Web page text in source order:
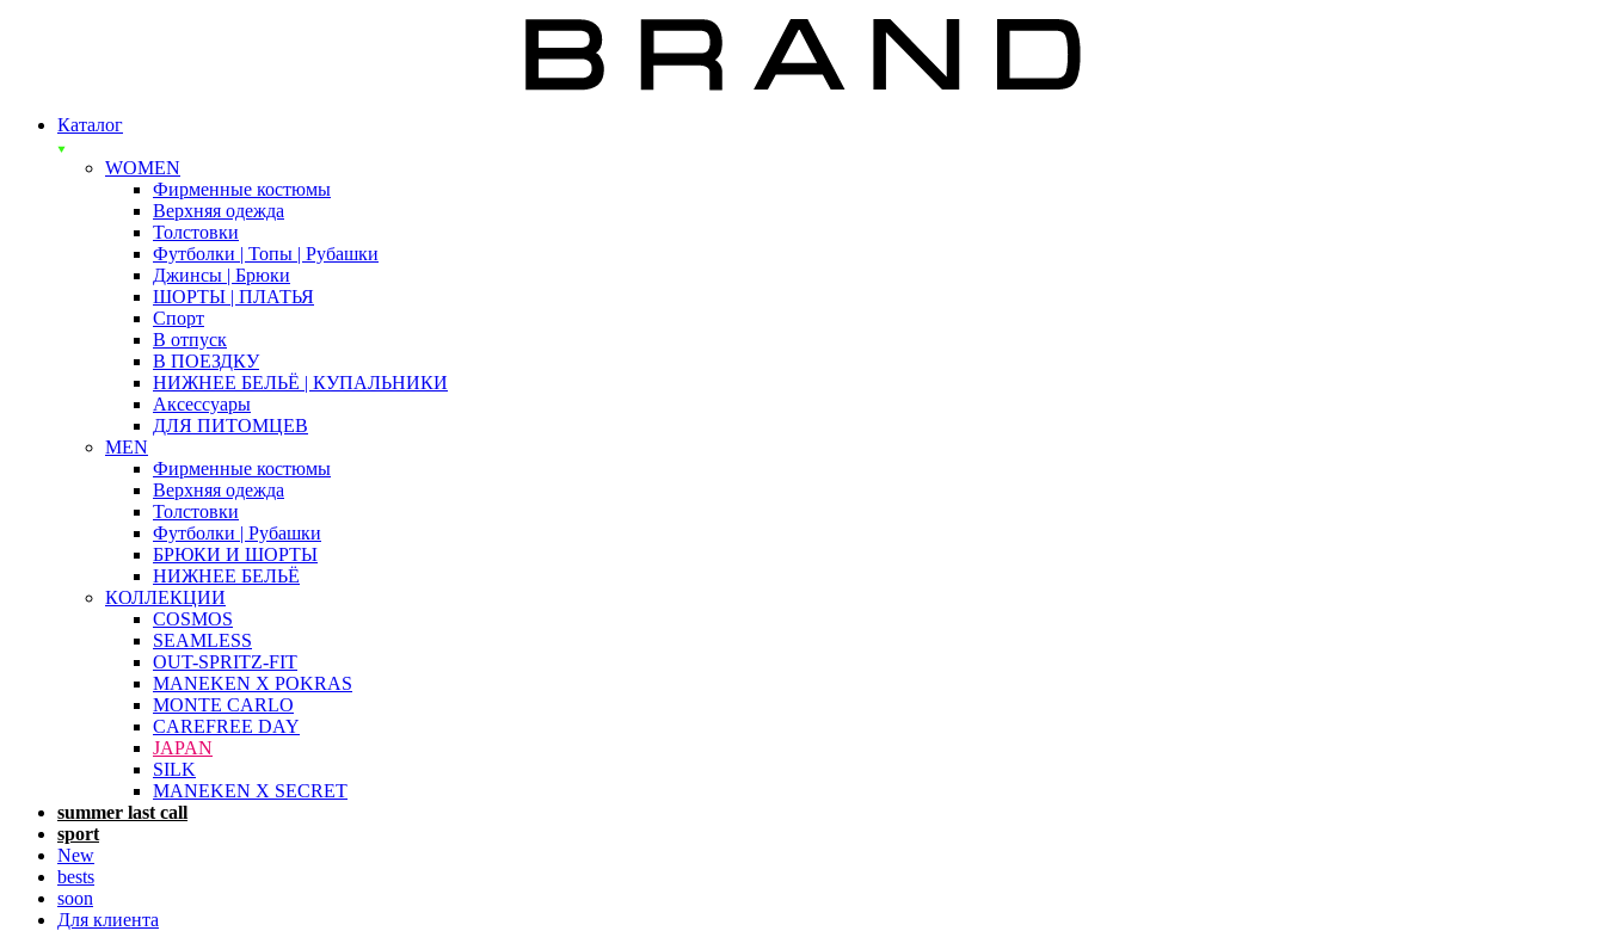
Каталог
WOMEN
Фирменные костюмы
Верхняя одежда
Толстовки
Футболки | Топы | Рубашки
Джинсы | Брюки
ШОРТЫ | ПЛАТЬЯ
Спорт
В отпуск
В ПОЕЗДКУ
НИЖНЕЕ БЕЛЬЁ | КУПАЛЬНИКИ
Аксессуары
ДЛЯ ПИТОМЦЕВ
MEN
Фирменные костюмы
Верхняя одежда
Толстовки
Футболки | Рубашки
БРЮКИ И ШОРТЫ
НИЖНЕЕ БЕЛЬЁ
КОЛЛЕКЦИИ
COSMOS
SEAMLESS
OUT-SPRITZ-FIT
MANEKEN X POKRAS
MONTE CARLO
CAREFREE DAY
JAPAN
SILK
MANEKEN X SECRET
summer last call
sport
New
bests
soon
Для клиента